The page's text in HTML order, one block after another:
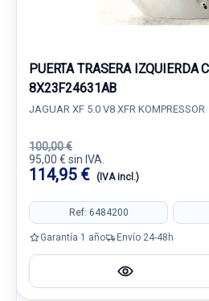
PUERTA TRASERA IZQUIERDA
8X23F24631AB
JAGUAR XF 5.0 V8 XFR KOMPRESSOR
100,00 €
95,00 € sin IVA.
114,95 € (IVA incl.)
Ref: 6484200
Garantía 1 año Envío 24-48h